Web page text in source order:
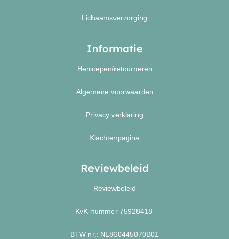
Lichaamsverzorging
Informatie
Herroepen/retourneren
Algemene voorwaarden
Privacy verklaring
Klachtenpagina
Reviewbeleid
Reviewbeleid
KvK-nummer 75928418
BTW nr.: NL860445070B01